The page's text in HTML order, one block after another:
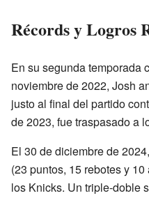
Récords y Logros
En su segunda temporada
noviembre de 2022, Josh
justo al final del partido
de 2023, fue traspasado a
El 30 de diciembre de
(23 puntos, 15 rebotes y
los Knicks. Un triple-doble